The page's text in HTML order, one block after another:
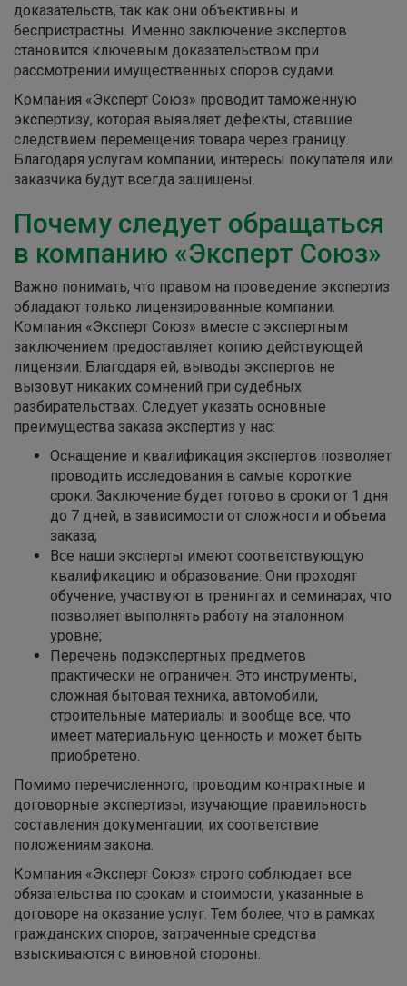
доказательств, так как они объективны и
беспристрастны. Именно заключение экспертов
становится ключевым доказательством при
рассмотрении имущественных споров судами.
Компания «Эксперт Союз» проводит таможенную
экспертизу, которая выявляет дефекты, ставшие
следствием перемещения товара через границу.
Благодаря услугам компании, интересы покупателя или
заказчика будут всегда защищены.
Почему следует обращаться
в компанию «Эксперт Союз»
Важно понимать, что правом на проведение экспертиз
обладают только лицензированные компании.
Компания «Эксперт Союз» вместе с экспертным
заключением предоставляет копию действующей
лицензии. Благодаря ей, выводы экспертов не
вызовут никаких сомнений при судебных
разбирательствах. Следует указать основные
преимущества заказа экспертиз у нас:
Оснащение и квалификация экспертов позволяет
проводить исследования в самые короткие
сроки. Заключение будет готово в сроки от 1 дня
до 7 дней, в зависимости от сложности и объема
заказа;
Все наши эксперты имеют соответствующую
квалификацию и образование. Они проходят
обучение, участвуют в тренингах и семинарах, что
позволяет выполнять работу на эталонном
уровне;
Перечень подэкспертных предметов
практически не ограничен. Это инструменты,
сложная бытовая техника, автомобили,
строительные материалы и вообще все, что
имеет материальную ценность и может быть
приобретено.
Помимо перечисленного, проводим контрактные и
договорные экспертизы, изучающие правильность
составления документации, их соответствие
положениям закона.
Компания «Эксперт Союз» строго соблюдает все
обязательства по срокам и стоимости, указанные в
договоре на оказание услуг. Тем более, что в рамках
гражданских споров, затраченные средства
взыскиваются с виновной стороны.